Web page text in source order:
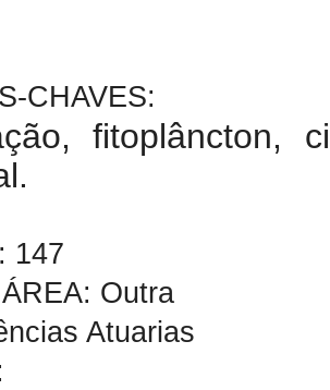
CHAVES:
fitoplâncton,
147
Outra
Atuarias